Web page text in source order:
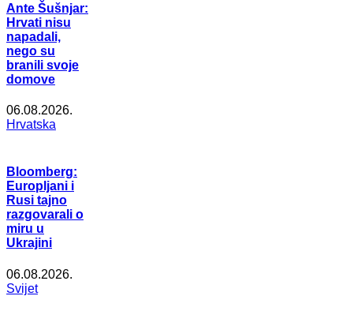
Ante Šušnjar:
Hrvati nisu
napadali,
nego su
branili svoje
domove
06.08.2026.
Hrvatska
Bloomberg:
Europljani i
Rusi tajno
razgovarali o
miru u
Ukrajini
06.08.2026.
Svijet